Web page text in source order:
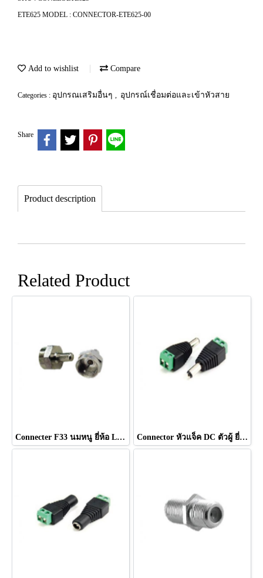
ETE625 MODEL : CONNECTOR-ETE625-00
Add to wishlist Compare
Categories : อุปกรณเสริมอื่นๆ , อุปกรณ์เชื่อมต่อและเข้าหัวสาย
Share
Product description
Related Product
Connecter F33 นมหนู ยี่ห้อ LEOTECH (dBy) Connector หัวแจ็ค DC ตัวผู้ ยี่ห้อ LEOTECH (dBy)